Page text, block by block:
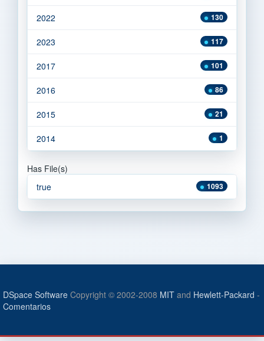
130
2022
117
2023
101
2017
86
2016
21
2015
1
2014
Has File(s)
1093
true
DSpace Software Copyright © 2002-2008 MIT and Hewlett-Packard -
Comentarios